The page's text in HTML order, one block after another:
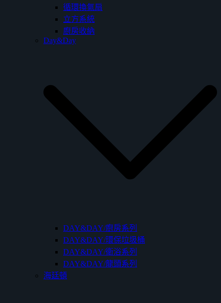
循環換氣扇
立方系統
廚房收納
Day&Day
DAY&DAY/廚房系列
DAY&DAY/環保垃圾桶
DAY&DAY/衛浴系列
DAY&DAY/龍頭系列
海廷頓